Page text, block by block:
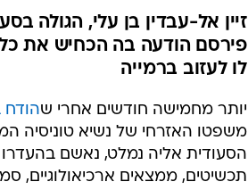
זיין אל-עבדין בן עלי, הגולה
פירסם הודעה בה הכחיש את כל
לו לעזוב ברמייה
יותר מחמישה חודשים אחרי שהודח
משפטו האזרחי של נשיא טוניסיה
הסעודית אליה נמלט, נאשם